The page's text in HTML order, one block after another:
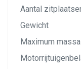
Aantal
Gewicht
Maximum